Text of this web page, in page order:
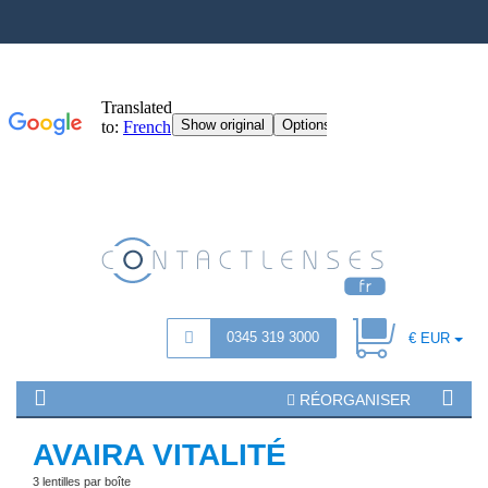
0345 319 3000 € EUR
RÉORGANISER
AVAIRA VITALITÉ
3 lentilles par boîte